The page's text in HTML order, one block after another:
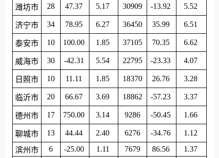
潍坊市 28 47.37 5.17 30909 -13.92 5.52
济宁市 34 78.95 6.27 36450 35.99 6.51
泰安市 10 100.00 1.85 37105 70.35 6.62
威海市 30 -42.31 5.54 22795 -23.33 4.07
日照市 10 11.11 1.85 18370 26.76 3.28
临沂市 20 66.67 3.69 18862 -57.23 3.37
德州市 17 750.00 3.14 9286 -50.45 1.66
聊城市 13 44.44 2.40 6276 -34.76 1.12
滨州市 6 -25.00 1.11 7679 86.56 1.37